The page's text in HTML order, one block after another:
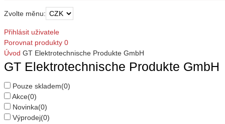
Zvolte měnu:
Přihlásit uživatele
Porovnat produkty 0
Úvod GT Elektrotechnische Produkte GmbH
GT Elektrotechnische Produkte GmbH
Pouze skladem(0)
Akce(0)
Novinka(0)
Výprodej(0)